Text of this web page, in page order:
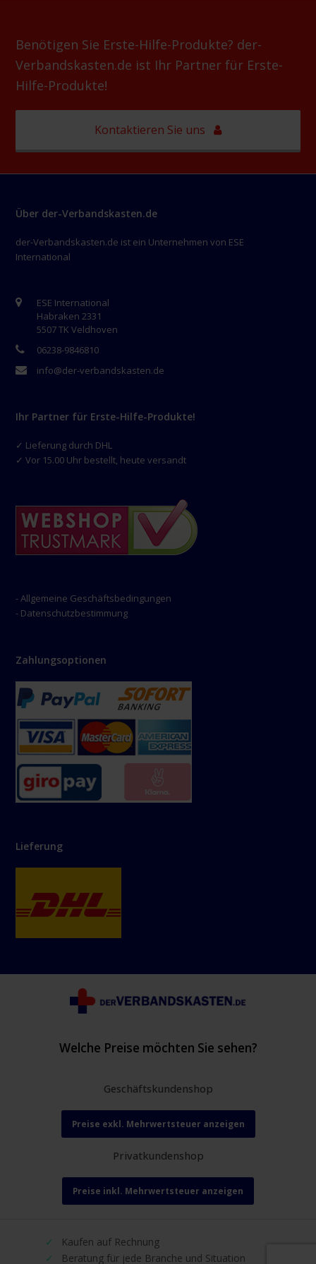
Benötigen Sie Erste-Hilfe-Produkte? der-
Verbandskasten.de ist Ihr Partner für Erste-
Hilfe-Produkte!
Kontaktieren Sie uns
Über der-Verbandskasten.de
der-Verbandskasten.de ist ein Unternehmen von ESE
International
ESE International
Habraken 2331
5507 TK Veldhoven
06238-9846810
info@der-verbandskasten.de
Ihr Partner für Erste-Hilfe-Produkte!
✓ Lieferung durch DHL
✓ Vor 15.00 Uhr bestellt, heute versandt
- Allgemeine Geschäftsbedingungen
- Datenschutzbestimmung
Zahlungsoptionen
Lieferung
Welche Preise möchten Sie sehen?
Geschäftskundenshop
Preise exkl. Mehrwertsteuer anzeigen
Privatkundenshop
Preise inkl. Mehrwertsteuer anzeigen
Kaufen auf Rechnung
Beratung für jede Branche und Situation